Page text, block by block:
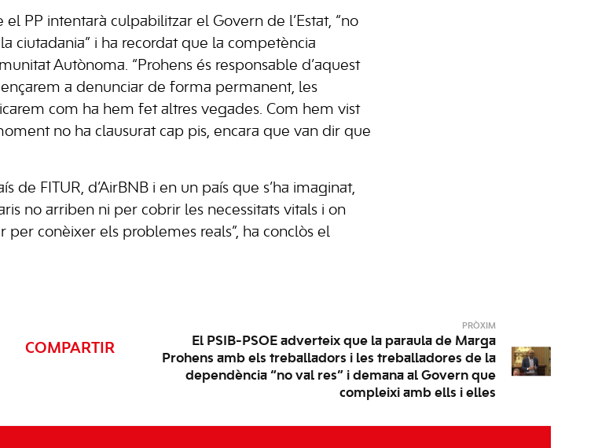
PP intentarà culpabilitzar el Govern de l’Estat, “no
ciutadania” i ha recordat que la competència
Autònoma. “Prohens és responsable d’aquest
a denunciar de forma permanent, les
com ha hem fet altres vegades. Com hem vist
no ha clausurat cap pis, encara que van dir que
de FITUR, d’AirBNB i en un país que s’ha imaginat,
no arriben ni per cobrir les necessitats vitals i on
conèixer els problemes reals”, ha conclòs el
COMPARTIR
PRÒXIM
El PSIB-PSOE adverteix que la paraula de Marga
Prohens amb els treballadors i les treballadores de la
dependència “no val res” i demana al Govern que
compleixi amb ells i elles